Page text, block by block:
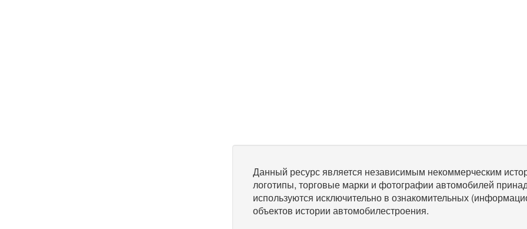
Данный ресурс является независимым некоммерческим
логотипы, торговые марки и фотографии автомобилей
используются исключительно в ознакомительных
объектов истории автомобилестроения.